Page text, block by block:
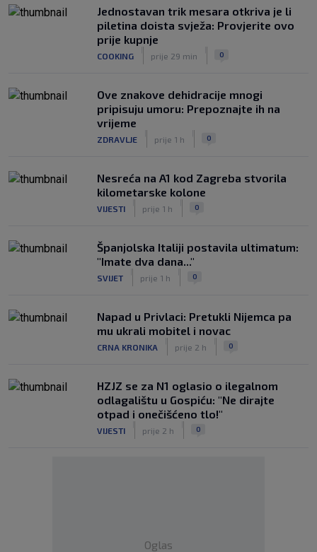
Jednostavan trik mesara otkriva je li
piletina doista svježa: Provjerite ovo
prije kupnje
COOKING prije 29 min 0
Ove znakove dehidracije mnogi
pripisuju umoru: Prepoznajte ih na
vrijeme
ZDRAVLJE prije 1 h 0
Nesreća na A1 kod Zagreba stvorila
kilometarske kolone
VIJESTI prije 1 h 0
Španjolska Italiji postavila ultimatum:
"Imate dva dana..."
SVIJET prije 1 h 0
Napad u Privlaci: Pretukli Nijemca pa
mu ukrali mobitel i novac
CRNA KRONIKA prije 2 h 0
HZJZ se za N1 oglasio o ilegalnom
odlagalištu u Gospiću: "Ne dirajte
otpad i onečišćeno tlo!"
VIJESTI prije 2 h 0
Oglas